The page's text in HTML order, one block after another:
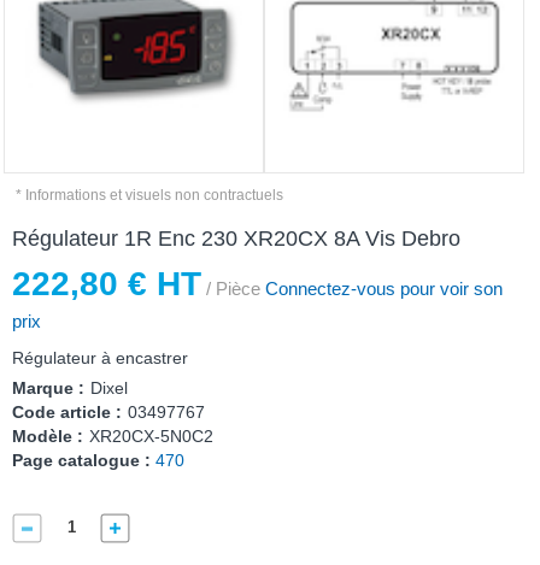
* Informations et visuels non contractuels
Régulateur 1R Enc 230 XR20CX 8A Vis Debro
222,80 € HT / Pièce Connectez-vous pour voir son
prix
Régulateur à encastrer
Marque : Dixel
Code article : 03497767
Modèle : XR20CX-5N0C2
Page catalogue : 470